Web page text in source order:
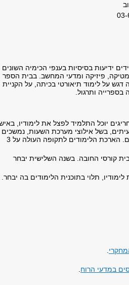
ידיעות בסיסיות בענפי הכימיה השונים
פיזיקה ומדעי המחשב. בבית הספר
על לימוד תיאורטי בכיתה, על הקניית
ותרגול.
יוכל התלמיד לפצל את לימודיו,
בשל אילוצי מערכת השעות, נמשכים
הלימודים, בחלק מתוכניות הלימודים, מעל שלוש שנים. הארכת הלימודים לתקופה העולה על 3
קורסי החובה. בשנה השלישית יבחר
תלוי בתוכנית הלימודים בה יבחר.
במדעי הרוח